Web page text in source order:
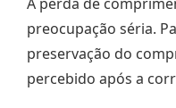
preocupação séria.
preservação do
percebido após a